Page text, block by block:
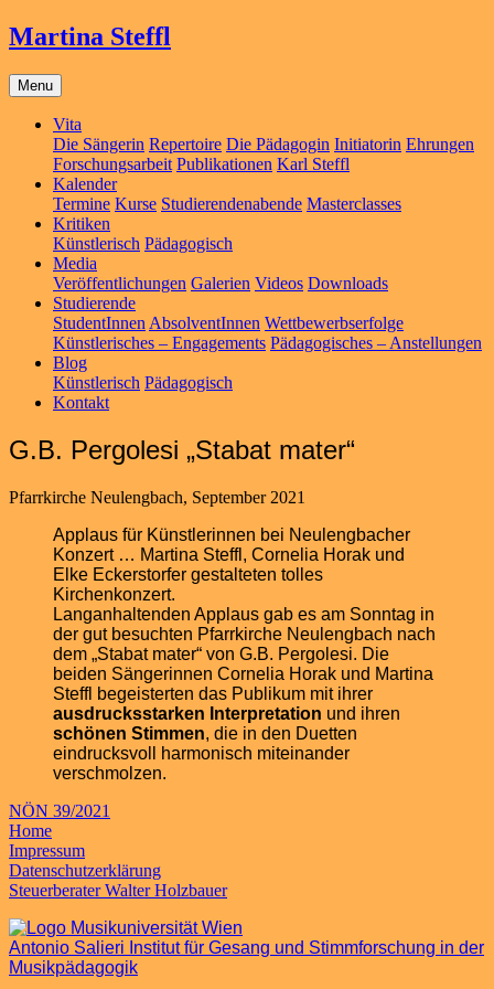
Martina Steffl
Menu
Vita
Die Sängerin Repertoire Die Pädagogin Initiatorin Ehrungen
Forschungsarbeit Publikationen Karl Steffl
Kalender
Termine Kurse Studierendenabende Masterclasses
Kritiken
Künstlerisch Pädagogisch
Media
Veröffentlichungen Galerien Videos Downloads
Studierende
StudentInnen AbsolventInnen Wettbewerbserfolge
Künstlerisches – Engagements Pädagogisches – Anstellungen
Blog
Künstlerisch Pädagogisch
Kontakt
G.B. Pergolesi „Stabat mater“
Pfarrkirche Neulengbach, September 2021
Applaus für Künstlerinnen bei Neulengbacher
Konzert … Martina Steffl, Cornelia Horak und
Elke Eckerstorfer gestalteten tolles
Kirchenkonzert.
Langanhaltenden Applaus gab es am Sonntag in
der gut besuchten Pfarrkirche Neulengbach nach
dem „Stabat mater“ von G.B. Pergolesi. Die
beiden Sängerinnen Cornelia Horak und Martina
Steffl begeisterten das Publikum mit ihrer
ausdrucksstarken Interpretation und ihren
schönen Stimmen, die in den Duetten
eindrucksvoll harmonisch miteinander
verschmolzen.
NÖN 39/2021
Home
Impressum
Datenschutzerklärung
Steuerberater Walter Holzbauer
Antonio Salieri Institut für Gesang und Stimmforschung in der
Musikpädagogik